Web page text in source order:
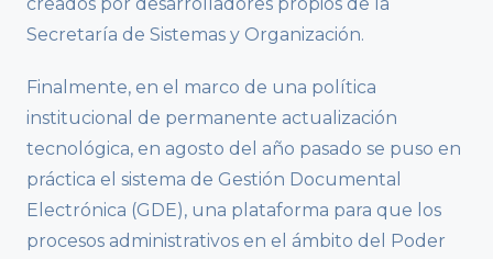
Secretaría de Sistemas y Organización.
Finalmente, en el marco de una política
institucional de permanente actualización
tecnológica, en agosto del año pasado se puso en
práctica el sistema de Gestión Documental
Electrónica (GDE), una plataforma para que los
procesos administrativos en el ámbito del Poder